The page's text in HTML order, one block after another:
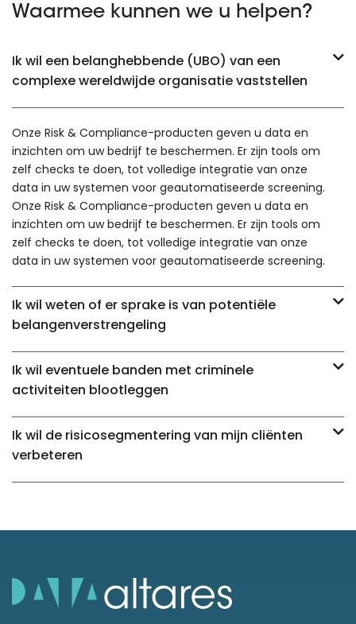
Waarmee kunnen we u helpen?
Ik wil een belanghebbende (UBO) van een
complexe wereldwijde organisatie vaststellen
Onze Risk & Compliance-producten geven u data en
inzichten om uw bedrijf te beschermen. Er zijn tools om
zelf checks te doen, tot volledige integratie van onze
data in uw systemen voor geautomatiseerde screening.
Onze Risk & Compliance-producten geven u data en
inzichten om uw bedrijf te beschermen. Er zijn tools om
zelf checks te doen, tot volledige integratie van onze
data in uw systemen voor geautomatiseerde screening.
Ik wil weten of er sprake is van potentiële
belangenverstrengeling
Ik wil eventuele banden met criminele
activiteiten blootleggen
Ik wil de risicosegmentering van mijn cliënten
verbeteren